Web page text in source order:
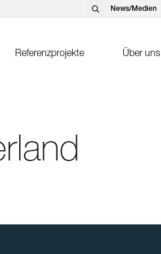
News/Medien
Referenzprojekte Über uns
Satteins
Kontakte